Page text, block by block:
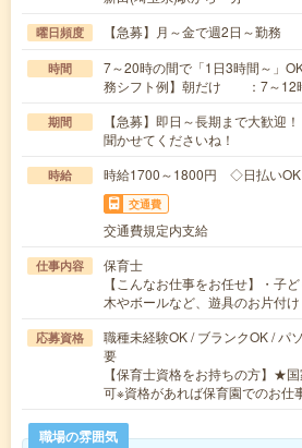
曜日頻度 【急募】月～金で週2日～勤務
時間
7～20時の間で「1日3時間～」
務シフト例】朝だけ ：7～12
期間
【急募】即日～長期まで大歓迎
聞かせてくださいね！
時給 時給1700～1800円 ◇日払いOK
交通費
交通費規定内支給
仕事内容
保育士
【こんなお仕事をお任せ】・子
木やボールなど、遊具のお片付
応募資格
職種未経験OK / ブランクOK / パ
要
【保育士資格をお持ちの方】★
可※資格があれば保育園でのお
職場の雰囲気